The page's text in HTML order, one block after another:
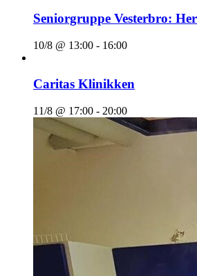
Seniorgruppe Vesterbro:
10/8 @ 13:00 - 16:00
Caritas Klinikken
11/8 @ 17:00 - 20:00